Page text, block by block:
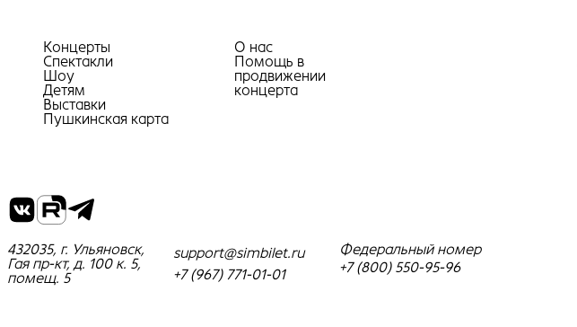
Концерты
Спектакли
Шоу
Детям
Выставки
Пушкинская карта
О нас
Помощь в
продвижении
концерта
432035, г. Ульяновск,
Гая пр-кт, д. 100 к. 5,
помещ. 5
support@simbilet.ru
+7 (967) 771-01-01
Федеральный номер
+7 (800) 550-95-96